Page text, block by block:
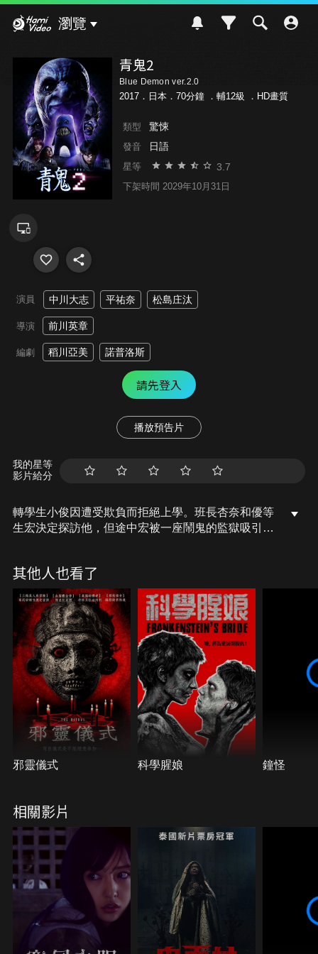
瀏覽
青鬼2
Blue Demon ver.2.0
2017．日本．70分鐘 ． 輔12級 ．HD畫質
類型 驚悚
發音 日語
星等 3.7
下架時間 2029年10月31日
演員 中川大志 平祐奈 松島庄汰
導演 前川英章
編劇 稻川亞美 諾普洛斯
請先登入
播放預告片
我的星等
影片給分
轉學生小俊因遭受欺負而拒絕上學。班長杏奈和優等
生宏決定探訪他，但途中宏被一座鬧鬼的監獄吸引。
其他人也看了
邪靈儀式 科學腥娘 鐘怪
相關影片